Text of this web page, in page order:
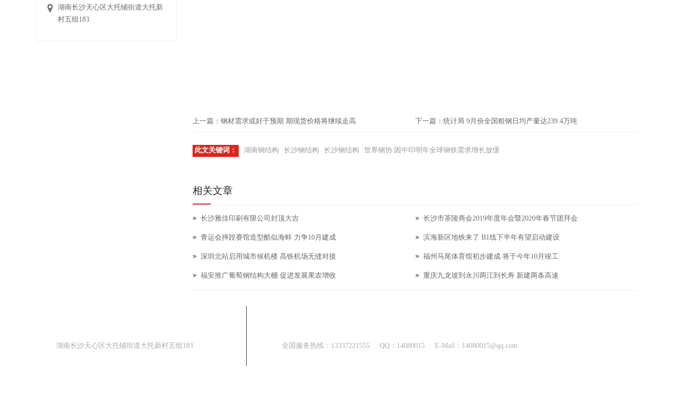
上一篇：钢材需求或好于预期 期现货价格将继续走高 下一篇：统计局 9月份全国粗钢日均产量达239.4万吨
此文关键词： 湖南钢结构 长沙钢结构 长沙钢结构 世界钢协 因中印明年全球钢铁需求增长放缓
相关文章
长沙雅佳印刷有限公司封顶大吉 长沙市茶陵商会2019年度年会暨2020年春节团拜会
青运会摔跤赛馆造型酷似海蚌 力争10月建成 滨海新区地铁来了 B1线下半年有望启动建设
深圳北站启用城市候机楼 高铁机场无缝对接 福州马尾体育馆初步建成 将于今年10月竣工
福安推广葡萄钢结构大棚 促进发展果农增收 重庆九龙坡到永川两江到长寿 新建两条高速
湖南长沙天心区大托铺街道大托新
村五组183
湖南长沙天心区大托铺街道大托新村五组183 全国服务热线： 13337221555 QQ： 14080015 E-Mail： 14080015@qq.com